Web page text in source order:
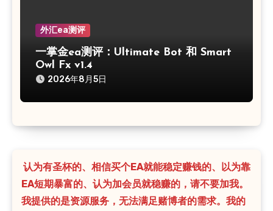
外汇ea测评
一掌金ea测评：Ultimate Bot 和 Smart
Owl Fx v1.4
2026年8月5日
认为有圣杯的、相信买个EA就能稳定赚钱的、以为靠
EA短期暴富的、认为加会员就稳赚的，请不要加我。
我提供的是资源服务，无法满足赌博者的需求。我的